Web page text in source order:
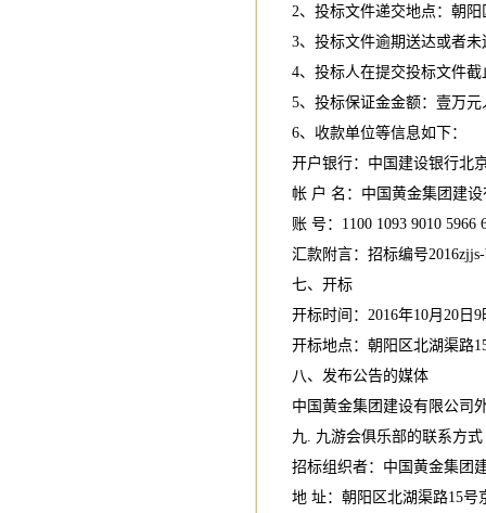
2、投标文件递交地点：朝
3、投标文件逾期送达或者
4、投标人在提交投标文件
5、投标保证金金额：壹万元
6、收款单位等信息如下：
开户银行：中国建设银行北
帐 户 名：中国黄金集团建
账 号：1100 1093 9010 5966
汇款附言：招标编号
七、开标
开标时间：2016年10月20日9
开标地点：朝阳区北湖渠路
八、发布公告的媒体
中国黄金集团建设有限公司
九. 九游会俱乐部的联系方式
招标组织者：中国黄金集团
地 址：朝阳区北湖渠路15号